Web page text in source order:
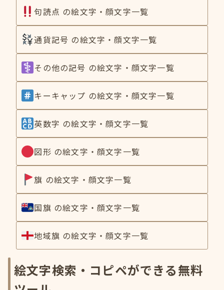
句読点 の絵文字・顔文字一覧
通貨記号 の絵文字・顔文字一覧
その他の記号 の絵文字・顔文字一覧
キーキャップ の絵文字・顔文字一覧
英数字 の絵文字・顔文字一覧
図形 の絵文字・顔文字一覧
旗 の絵文字・顔文字一覧
国旗 の絵文字・顔文字一覧
地域旗 の絵文字・顔文字一覧
絵文字検索・コピペができる無料